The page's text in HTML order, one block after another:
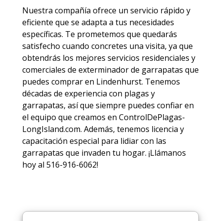
Nuestra compañía ofrece un servicio rápido y
eficiente que se adapta a tus necesidades
específicas. Te prometemos que quedarás
satisfecho cuando concretes una visita, ya que
obtendrás los mejores servicios residenciales y
comerciales de exterminador de garrapatas que
puedes comprar en Lindenhurst. Tenemos
décadas de experiencia con plagas y
garrapatas, así que siempre puedes confiar en
el equipo que creamos en ControlDePlagas-
LongIsland.com. Además, tenemos licencia y
capacitación especial para lidiar con las
garrapatas que invaden tu hogar. ¡Llámanos
hoy al 516-916-6062!